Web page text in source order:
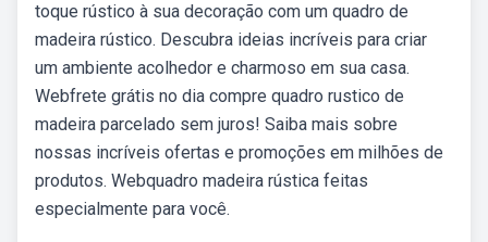
toque rústico à sua decoração com um quadro de
madeira rústico. Descubra ideias incríveis para criar
um ambiente acolhedor e charmoso em sua casa.
Webfrete grátis no dia compre quadro rustico de
madeira parcelado sem juros! Saiba mais sobre
nossas incríveis ofertas e promoções em milhões de
produtos. Webquadro madeira rústica feitas
especialmente para você.